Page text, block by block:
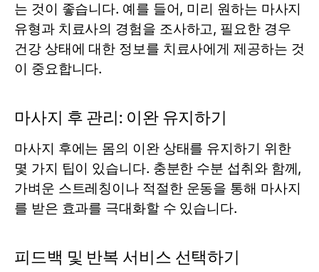
는 것이 좋습니다. 예를 들어, 미리 원하는 마사지
유형과 치료사의 경험을 조사하고, 필요한 경우
건강 상태에 대한 정보를 치료사에게 제공하는 것
이 중요합니다.
마사지 후 관리: 이완 유지하기
마사지 후에는 몸의 이완 상태를 유지하기 위한
몇 가지 팁이 있습니다. 충분한 수분 섭취와 함께,
가벼운 스트레칭이나 적절한 운동을 통해 마사지
를 받은 효과를 극대화할 수 있습니다.
피드백 및 반복 서비스 선택하기